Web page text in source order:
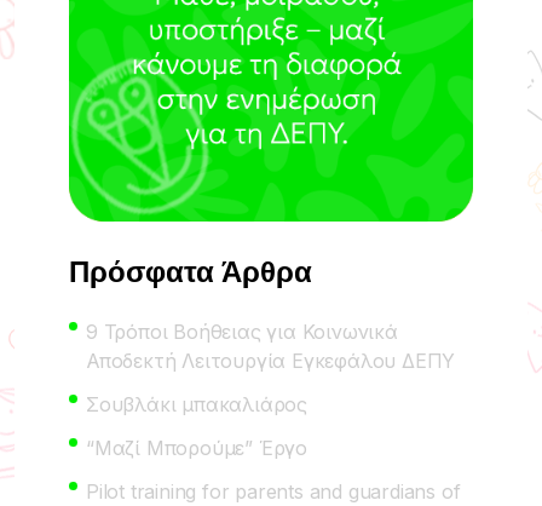
Πρόσφατα Άρθρα
9 Τρόποι Βοήθειας για Κοινωνικά
Αποδεκτή Λειτουργία Εγκεφάλου ΔΕΠΥ
Σουβλάκι μπακαλιάρος
“Μαζί Μπορούμε” Έργο
Pilot training for parents and guardians of